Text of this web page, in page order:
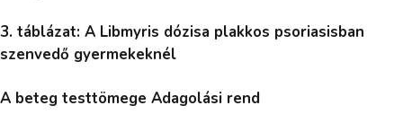
3. táblázat: A Libmyris dózisa plakkos psoriasisban
szenvedő gyermekeknél
A beteg testtömege Adagolási rend